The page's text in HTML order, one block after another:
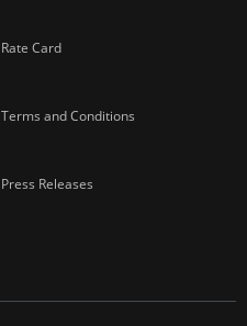
Rate Card
Terms and Conditions
Press Releases